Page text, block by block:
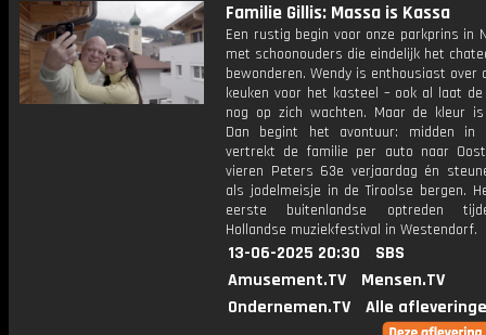
Familie Gillis: Massa is Kassa
Een rustig begin voor onze parkprins in
met schoonouders die eindelijk het
bewonderen. Wendy is enthousiast over
keuken voor het kasteel – ook al laat
nog op zich wachten. Maar de kleur
Dan begint het avontuur: midden in
vertrekt de familie per auto naar
vieren Peters 63e verjaardag én
als jodelmeisje in de Tiroolse bergen.
eerste buitenlandse optreden
Hollandse muziekfestival in Westendorf.
13-06-2025 20:30
SBS
Amusement.TV
Mensen.TV
Ondernemen.TV
Alle